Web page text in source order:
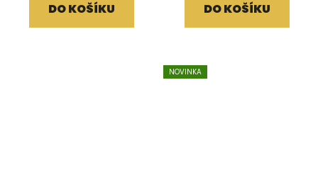
DO KOŠÍKU DO KOŠÍKU
NOVINKA